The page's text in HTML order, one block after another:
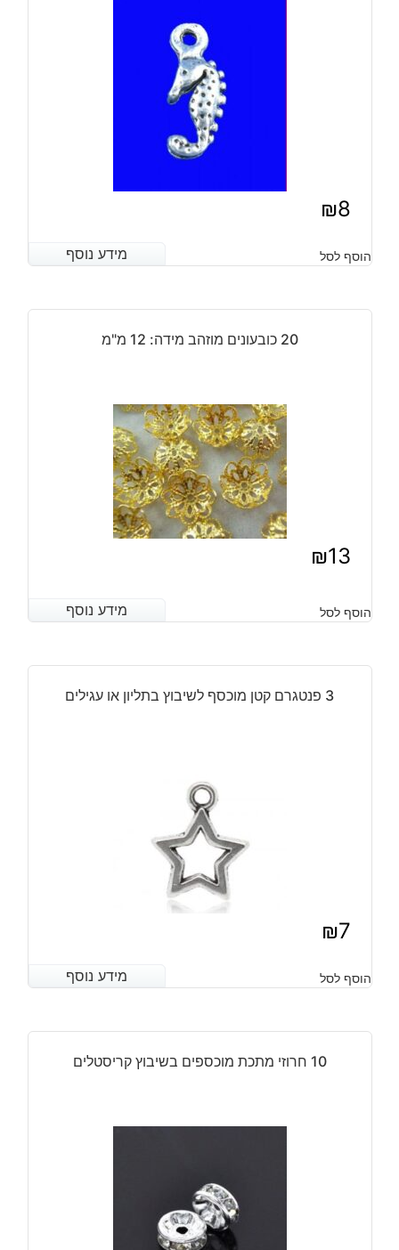
₪8
מידע נוסף הוסף לסל מידע נוסף
20 כובעונים מוזהב מידה: 12 מ"מ
₪13
מידע נוסף הוסף לסל מידע נוסף
3 פנטגרם קטן מוכסף לשיבוץ בתליון או עגילים
₪7
מידע נוסף הוסף לסל מידע נוסף
10 חרוזי מתכת מוכספים בשיבוץ קריסטלים